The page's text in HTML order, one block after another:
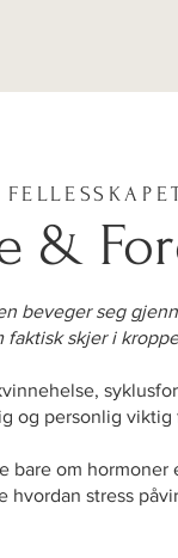
&
beveger seg
faktisk skjer i
og personlig viktig
bare om
hvordan stress